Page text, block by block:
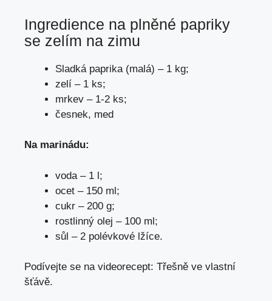
Ingredience na plněné papriky
se zelím na zimu
Sladká paprika (malá) – 1 kg;
zelí – 1 ks;
mrkev – 1-2 ks;
česnek, med
Na marinádu:
voda – 1 l;
ocet – 150 ml;
cukr – 200 g;
rostlinný olej – 100 ml;
sůl – 2 polévkové lžíce.
Podívejte se na videorecept: Třešně ve vlastní
šťávě.